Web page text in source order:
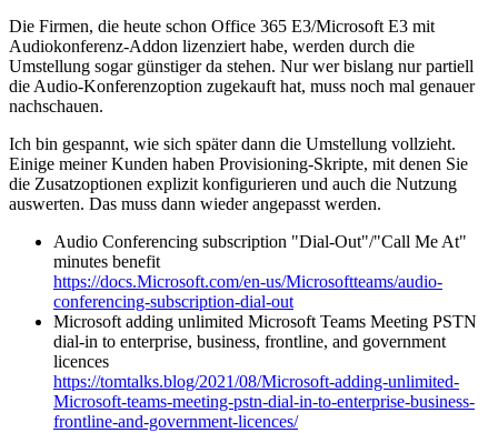
Die Firmen, die heute schon Office 365 E3/Microsoft E3 mit
Audiokonferenz-Addon lizenziert habe, werden durch die
Umstellung sogar günstiger da stehen. Nur wer bislang nur partiell
die Audio-Konferenzoption zugekauft hat, muss noch mal genauer
nachschauen.
Ich bin gespannt, wie sich später dann die Umstellung vollzieht.
Einige meiner Kunden haben Provisioning-Skripte, mit denen Sie
die Zusatzoptionen explizit konfigurieren und auch die Nutzung
auswerten. Das muss dann wieder angepasst werden.
Audio Conferencing subscription "Dial-Out"/"Call Me At"
minutes benefit
https://docs.Microsoft.com/en-us/Microsoftteams/audio-
conferencing-subscription-dial-out
Microsoft adding unlimited Microsoft Teams Meeting PSTN
dial-in to enterprise, business, frontline, and government
licences
https://tomtalks.blog/2021/08/Microsoft-adding-unlimited-
Microsoft-teams-meeting-pstn-dial-in-to-enterprise-business-
frontline-and-government-licences/